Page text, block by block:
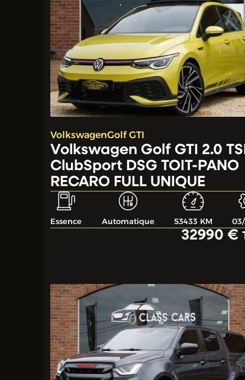
VolkswagenGolf GTI
Volkswagen Golf GTI 2.0
ClubSport DSG TOIT-PANO
RECARO FULL UNIQUE
Essence Automatique 53433 KM
32990 €